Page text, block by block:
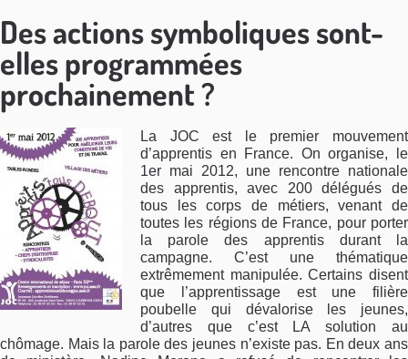
Des actions symboliques sont-
elles programmées
prochainement ?
La JOC est le premier mouvement
d’apprentis en France. On organise, le
1er mai 2012, une rencontre nationale
des apprentis, avec 200 délégués de
tous les corps de métiers, venant de
toutes les régions de France, pour porter
la parole des apprentis durant la
campagne. C’est une thématique
extrêmement manipulée. Certains disent
que l’apprentissage est une filière
poubelle qui dévalorise les jeunes,
d’autres que c’est LA solution au
chômage. Mais la parole des jeunes n’existe pas. En deux ans